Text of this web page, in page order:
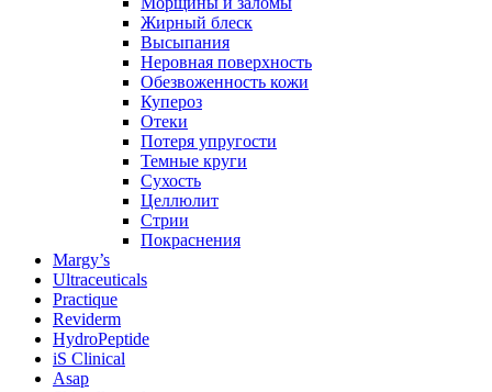
Жирный блеск
Высыпания
Неровная поверхность
Обезвоженность кожи
Купероз
Отеки
Потеря упругости
Темные круги
Сухость
Целлюлит
Стрии
Покраснения
Margy’s
Ultraceuticals
Practique
Reviderm
HydroPeptide
iS Clinical
Asap